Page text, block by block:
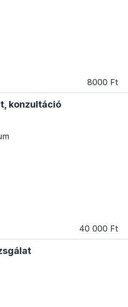
8000 Ft
konzultáció
40 000 Ft